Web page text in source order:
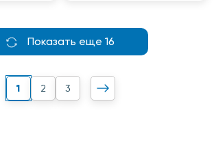
Показать еще 16
1 2 3